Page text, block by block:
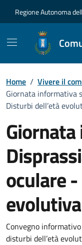
Regione Autonoma
Home / Vivere il
Giornata informativa
Disturbi dell’età
oculare
evolutiva
Dettaglio
Convegno
disturbi dell’età